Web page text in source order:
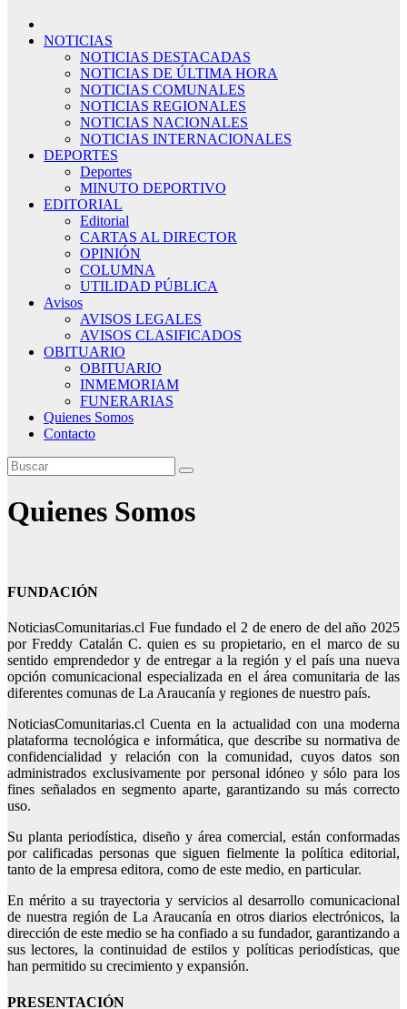
NOTICIAS
NOTICIAS DESTACADAS
NOTICIAS DE ÚLTIMA HORA
NOTICIAS COMUNALES
NOTICIAS REGIONALES
NOTICIAS NACIONALES
NOTICIAS INTERNACIONALES
DEPORTES
Deportes
MINUTO DEPORTIVO
EDITORIAL
Editorial
CARTAS AL DIRECTOR
OPINIÓN
COLUMNA
UTILIDAD PÚBLICA
Avisos
AVISOS LEGALES
AVISOS CLASIFICADOS
OBITUARIO
OBITUARIO
INMEMORIAM
FUNERARIAS
Quienes Somos
Contacto
Quienes Somos
FUNDACIÓN
NoticiasComunitarias.cl Fue fundado el 2 de enero de del año 2025
por Freddy Catalán C. quien es su propietario, en el marco de su
sentido emprendedor y de entregar a la región y el país una nueva
opción comunicacional especializada en el área comunitaria de las
diferentes comunas de La Araucanía y regiones de nuestro país.
NoticiasComunitarias.cl Cuenta en la actualidad con una moderna
plataforma tecnológica e informática, que describe su normativa de
confidencialidad y relación con la comunidad, cuyos datos son
administrados exclusivamente por personal idóneo y sólo para los
fines señalados en segmento aparte, garantizando su más correcto
uso.
Su planta periodística, diseño y área comercial, están conformadas
por calificadas personas que siguen fielmente la política editorial,
tanto de la empresa editora, como de este medio, en particular.
En mérito a su trayectoria y servicios al desarrollo comunicacional
de nuestra región de La Araucanía en otros diarios electrónicos, la
dirección de este medio se ha confiado a su fundador, garantizando a
sus lectores, la continuidad de estilos y políticas periodísticas, que
han permitido su crecimiento y expansión.
PRESENTACIÓN